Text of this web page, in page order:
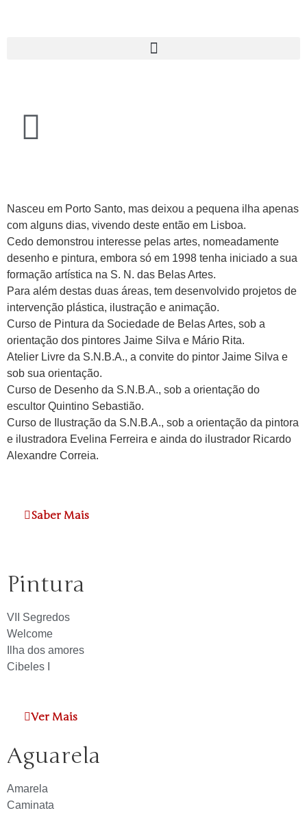
Nasceu em Porto Santo, mas deixou a pequena ilha apenas
com alguns dias, vivendo deste então em Lisboa.
Cedo demonstrou interesse pelas artes, nomeadamente
desenho e pintura, embora só em 1998 tenha iniciado a sua
formação artística na S. N. das Belas Artes.
Para além destas duas áreas, tem desenvolvido projetos de
intervenção plástica, ilustração e animação.
Curso de Pintura da Sociedade de Belas Artes, sob a
orientação dos pintores Jaime Silva e Mário Rita.
Atelier Livre da S.N.B.A., a convite do pintor Jaime Silva e
sob sua orientação.
Curso de Desenho da S.N.B.A., sob a orientação do
escultor Quintino Sebastião.
Curso de Ilustração da S.N.B.A., sob a orientação da pintora
e ilustradora Evelina Ferreira e ainda do ilustrador Ricardo
Alexandre Correia.
Saber Mais
Pintura
VII Segredos
Welcome
Ilha dos amores
Cibeles I
Ver Mais
Aguarela
Amarela
Caminata